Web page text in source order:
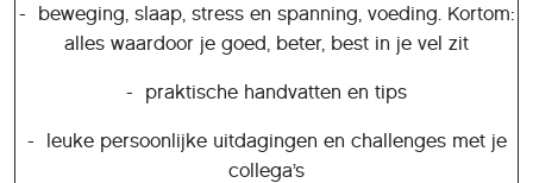
- beweging, slaap, stress en spanning, voeding. Kortom:
alles waardoor je goed, beter, best in je vel zit
- praktische handvatten en tips
- leuke persoonlijke uitdagingen en challenges met je
collega’s